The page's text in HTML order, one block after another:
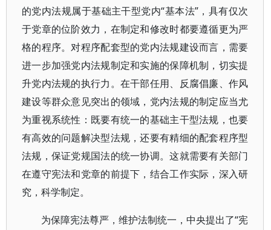
的党内法规属于基础主干型党内“基本法”，具有仅次
于党章的位阶效力，在制定和修改时都要遵循更为严
格的程序。对程序配套型的党内法规建设而言，需要
进一步加强党内法规制定和实施的保障机制，切实提
升党内法规的执行力。在干部任用、反腐倡廉、作风
建设等群众意见突出的领域，党内法规的制定应当尤
为重视系统性：既要有统一的基础主干型法规，也要
有高效的问题解决型法规，还要有精细的配套程序型
法规，保证党规国法的统一协调。这就需要有关部门
在遵守宪法和党章的前提下，结合工作实际，深入研
究，科学制定。
为保障宪法尊严，维护法制统一，中央提出了“宪